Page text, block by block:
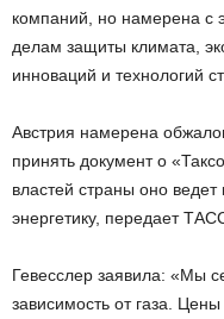
компаний, но намерена с
делам защиты климата,
инноваций и технологий
Австрия намерена
принять документ о
властей страны оно
энергетику, передает
Гевесслер заявила: «Мы
зависимость от газа.